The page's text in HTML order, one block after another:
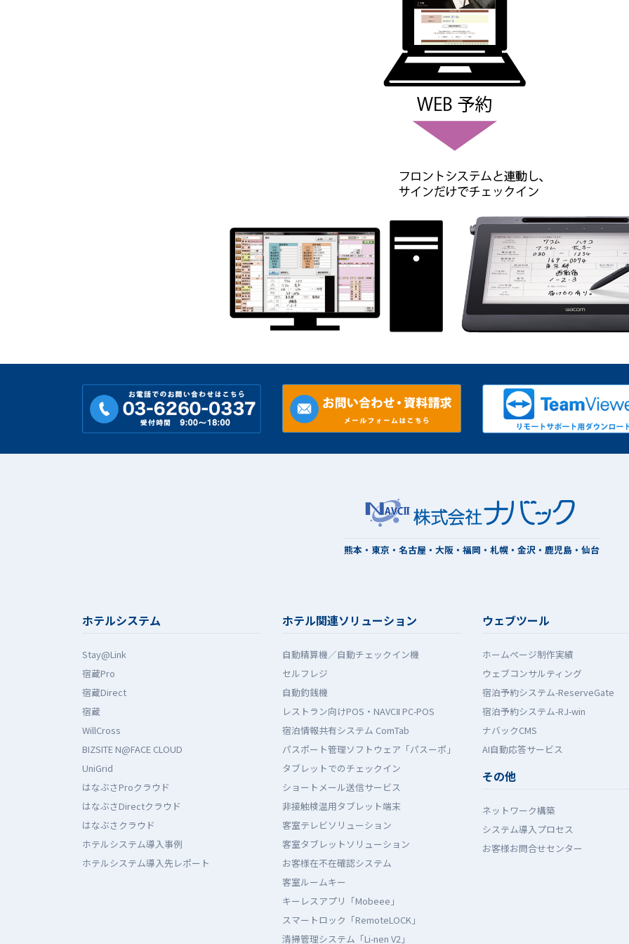
熊本・東京・名古屋・大阪・福岡・札幌・金沢・鹿児島・仙台
ホテルシステム
Stay@Link
宿蔵Pro
宿蔵Direct
宿蔵
WillCross
BIZSITE N@FACE CLOUD
UniGrid
はなぶさProクラウド
はなぶさDirectクラウド
はなぶさクラウド
ホテルシステム導入事例
ホテルシステム導入先レポート
ホテル関連ソリューション
自動精算機／自動チェックイン機
セルフレジ
自動釣銭機
レストラン向けPOS・NAVCⅡ PC-POS
宿泊情報共有システム ComTab
パスポート管理ソフトウェア「パスーポ」
タブレットでのチェックイン
ショートメール送信サービス
非接触検温用タブレット端末
客室テレビソリューション
客室タブレットソリューション
お客様在不在確認システム
客室ルームキー
キーレスアプリ「Mobeee」
スマートロック「RemoteLOCK」
清掃管理システム「Li-nen V2」
ウェブツール
ホームぺージ制作実績
ウェブコンサルティング
宿泊予約システム-ReserveGate
宿泊予約システム-RJ-win
ナバックCMS
AI自動応答サービス
その他
ネットワーク構築
システム導入プロセス
お客様お問合せセンター